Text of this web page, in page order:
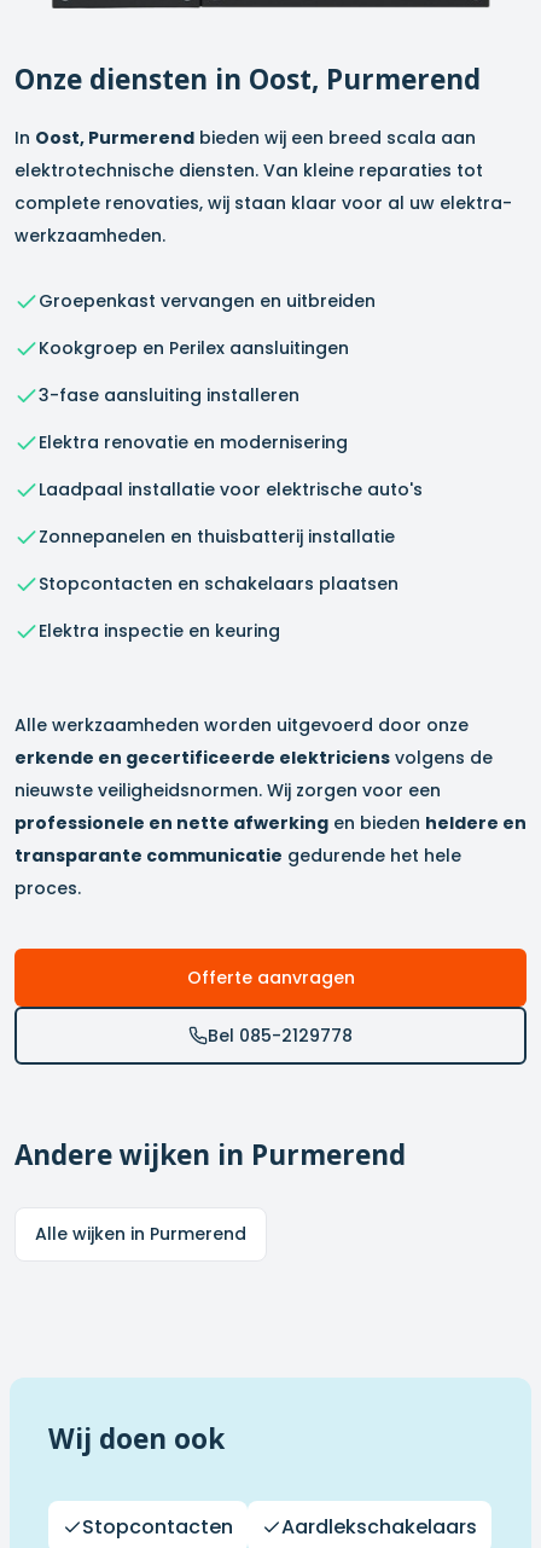
Onze diensten in Oost, Purmerend
In Oost, Purmerend bieden wij een breed scala aan
elektrotechnische diensten. Van kleine reparaties tot
complete renovaties, wij staan klaar voor al uw elektra-
werkzaamheden.
Groepenkast vervangen en uitbreiden
Kookgroep en Perilex aansluitingen
3-fase aansluiting installeren
Elektra renovatie en modernisering
Laadpaal installatie voor elektrische auto's
Zonnepanelen en thuisbatterij installatie
Stopcontacten en schakelaars plaatsen
Elektra inspectie en keuring
Alle werkzaamheden worden uitgevoerd door onze
erkende en gecertificeerde elektriciens volgens de
nieuwste veiligheidsnormen. Wij zorgen voor een
professionele en nette afwerking en bieden heldere en
transparante communicatie gedurende het hele
proces.
Offerte aanvragen
Bel 085-2129778
Andere wijken in Purmerend
Alle wijken in Purmerend
Wij doen ook
Stopcontacten Aardlekschakelaars